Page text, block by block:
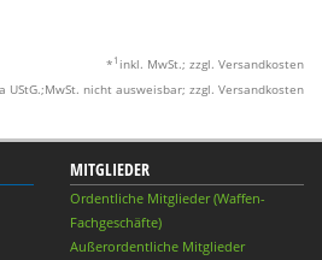
* 1 inkl. MwSt.; zzgl. Versandkosten
nicht ausweisbar; zzgl. Versandkosten
MITGLIEDER
Ordentliche Mitglieder (Waffen-
Fachgeschäfte)
Außerordentliche Mitglieder